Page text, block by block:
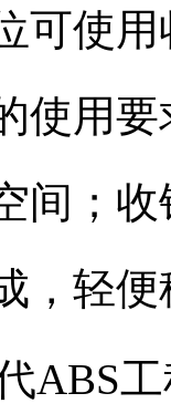
可使
使用
间；
，轻